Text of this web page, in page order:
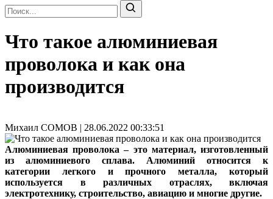
Что такое алюминиевая
проволока и как она
производится
Михаил СОМОВ | 28.06.2022 00:33:51
Алюминиевая проволока – это материал, изготовленный
из алюминиевого сплава. Алюминий относится к
категории легкого и прочного металла, который
используется в различных отраслях, включая
электротехнику, строительство, авиацию и многие другие.